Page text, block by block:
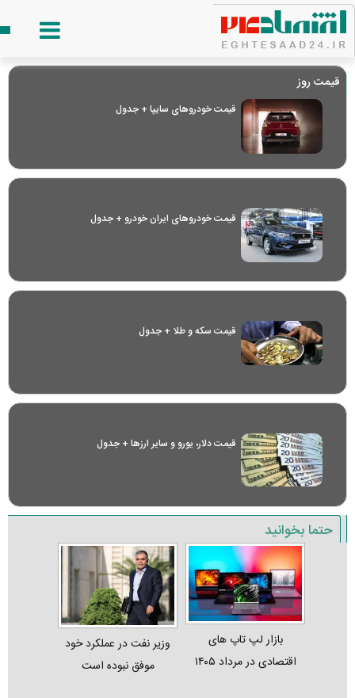
قیمت روز
قیمت خودرو‌های سایپا + جدول
قیمت خودرو‌های ایران خودرو + جدول
قیمت سکه و طلا + جدول
قیمت دلار، یورو و سایر ارز‌ها + جدول
حتما بخوانید
بازار لپ‌ تاپ‌ های
اقتصادی در مرداد ۱۴۰۵
وزیر نفت در عملکرد خود
موفق نبوده است